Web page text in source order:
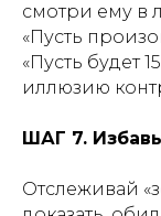
смотри ему в
«Пусть
«Пусть будет
иллюзию
ШАГ 7.
Отслеживай